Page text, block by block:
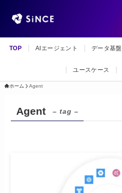
TOP AIエージェント データ基盤
ユースケース
ホーム Agent
Agent – tag –